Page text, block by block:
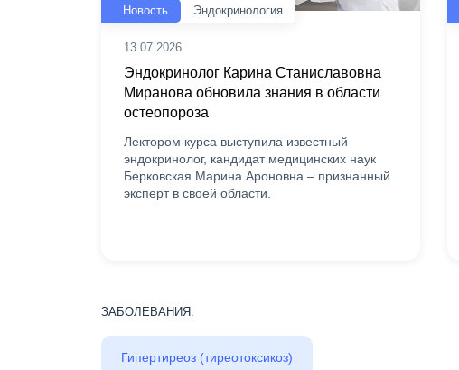
Новость Эндокринология
13.07.2026
Эндокринолог Карина Станиславовна
Миранова обновила знания в области
остеопороза
Лектором курса выступила известный
эндокринолог, кандидат медицинских наук
Берковская Марина Ароновна – признанный
эксперт в своей области.
ЗАБОЛЕВАНИЯ:
Гипертиреоз (тиреотоксикоз)